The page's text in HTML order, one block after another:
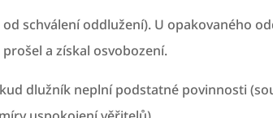
schválení oddlužení). U opakovaného
a získal osvobození.
dlužník neplní podstatné povinnosti